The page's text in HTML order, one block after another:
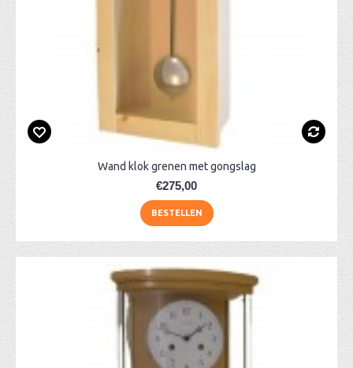
Wand klok grenen met gongslag
€275,00
BESTELLEN